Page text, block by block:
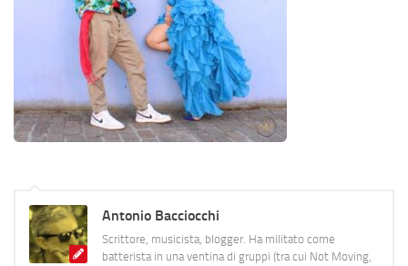
Antonio Bacciocchi
Scrittore, musicista, blogger. Ha militato come
batterista in una ventina di gruppi (tra cui Not Moving,